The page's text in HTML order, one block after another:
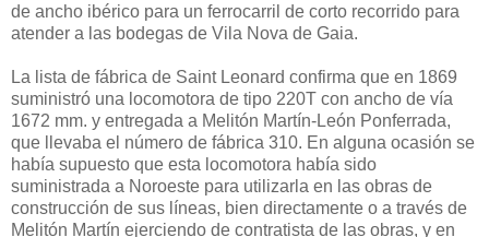
de ancho ibérico para un ferrocarril de corto recorrido para
atender a las bodegas de Vila Nova de Gaia.
La lista de fábrica de Saint Leonard confirma que en 1869
suministró una locomotora de tipo 220T con ancho de vía
1672 mm. y entregada a Melitón Martín-León Ponferrada,
que llevaba el número de fábrica 310. En alguna ocasión se
había supuesto que esta locomotora había sido
suministrada a Noroeste para utilizarla en las obras de
construcción de sus líneas, bien directamente o a través de
Melitón Martín ejerciendo de contratista de las obras, y en